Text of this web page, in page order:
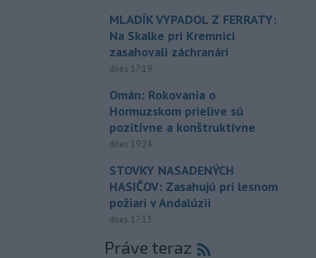
MLADÍK VYPADOL Z FERRATY:
Na Skalke pri Kremnici
zasahovali záchranári
dnes 17:19
Omán: Rokovania o
Hormuzskom prielive sú
pozitívne a konštruktívne
dnes 19:24
STOVKY NASADENÝCH
HASIČOV: Zasahujú pri lesnom
požiari v Andalúzii
dnes 17:13
Práve teraz